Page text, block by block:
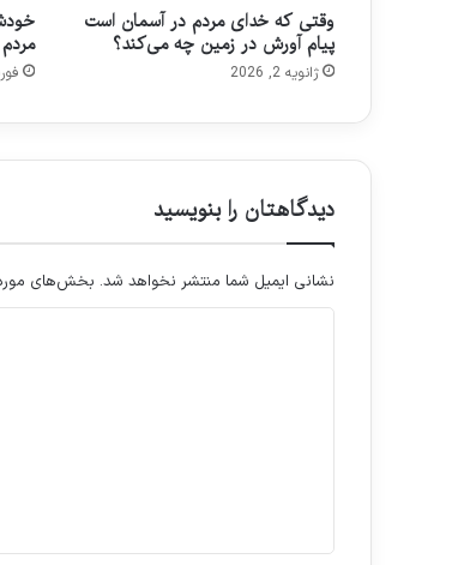
وقتی که خدای مردم در آسمان است
پیام آورش در زمین چه می‌کند؟
ژانویه 2, 2026 فوریه
دیدگاهتان را بنویسید
نشانی ایمیل شما منتشر نخواهد شد. بخش‌های